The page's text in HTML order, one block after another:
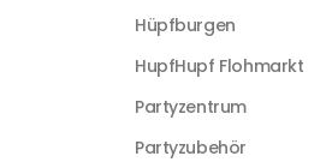
Hüpfburgen
HupfHupf Flohmarkt
Partyzentrum
Partyzubehör